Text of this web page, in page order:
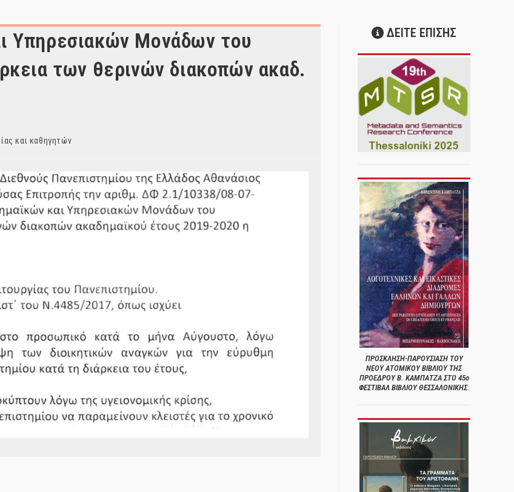
Υπηρεσιακών Μονάδων του
των θερινών διακοπών ακαδ.
και καθηγητών
ΔΕΙΤΕ ΕΠΙΣΗΣ
ΠΡΟΣΚΛΗΣΗ-ΠΑΡΟΥΣΙΑΣΗ ΤΟΥ
ΝΕΟΥ ΑΤΟΜΙΚΟΥ ΒΙΒΛΙΟΥ ΤΗΣ
ΠΡΟΕΔΡΟΥ Β. ΚΑΜΠΑΤΖΑ ΣΤΟ 45ο
ΦΕΣΤΙΒΑΛ ΒΙΒΛΙΟΥ ΘΕΣΣΑΛΟΝΙΚΗΣ.